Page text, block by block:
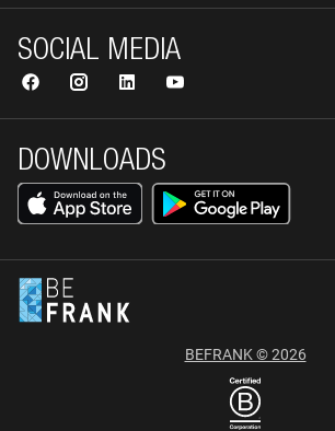
DOWNLOADS
SOCIAL MEDIA
BEFRANK © 2026